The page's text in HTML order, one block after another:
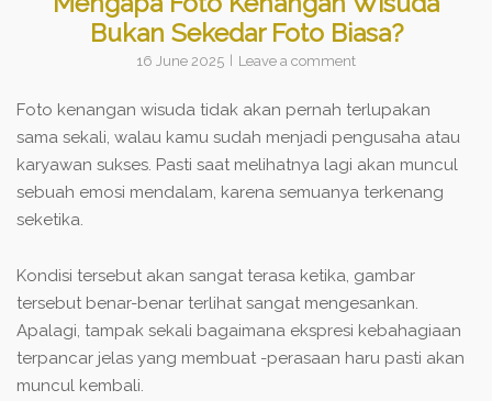
Bukan Sekedar Foto Biasa?
16 June 2025 Leave a comment
Foto kenangan wisuda tidak akan pernah terlupakan
sama sekali, walau kamu sudah menjadi pengusaha atau
karyawan sukses. Pasti saat melihatnya lagi akan muncul
sebuah emosi mendalam, karena semuanya terkenang
seketika.
Kondisi tersebut akan sangat terasa ketika, gambar
tersebut benar-benar terlihat sangat mengesankan.
Apalagi, tampak sekali bagaimana ekspresi kebahagiaan
terpancar jelas yang membuat -perasaan haru pasti akan
muncul kembali.